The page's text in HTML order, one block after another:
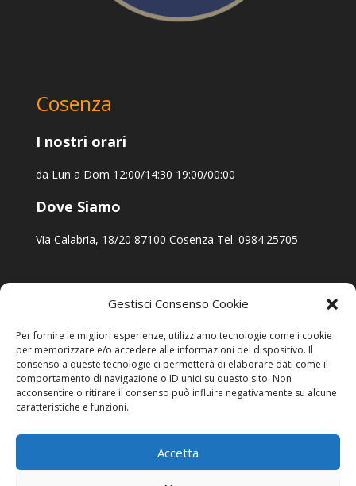
Gestisci Consenso Cookie
Per fornire le migliori esperienze, utilizziamo tecnologie come i cookie
per memorizzare e/o accedere alle informazioni del dispositivo. Il
consenso a queste tecnologie ci permetterà di elaborare dati come il
comportamento di navigazione o ID unici su questo sito. Non
acconsentire o ritirare il consenso può influire negativamente su alcune
caratteristiche e funzioni.
Accetta
Cosenza
I nostri orari
da Lun a Dom 12:00/14:30 19:00/00:00
Dove Siamo
Via Calabria, 18/20 87100 Cosenza Tel. 0984.25705